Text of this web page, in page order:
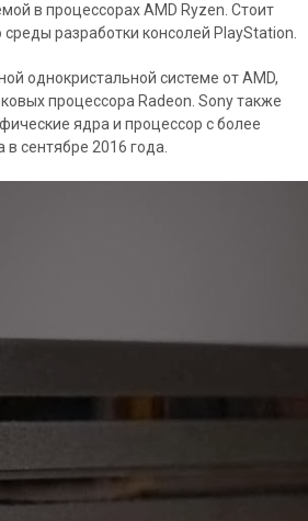
в процессорах AMD Ryzen. Стоит
разработки консолей PlayStation.
однокристальной системе от AMD,
процессора Radeon. Sony также
ядра и процессор с более
сентябре 2016 года.